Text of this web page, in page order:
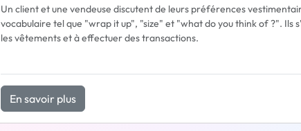
Un client et une vendeuse discutent de leurs préférences
vocabulaire tel que "wrap it up", "size" et "what do you think of ?".
les vêtements et à effectuer des transactions.
En savoir plus